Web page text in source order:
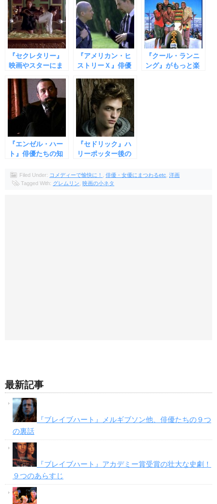
『セクレタリー』
映画やスターにま
『アメリカン・ヒ
ストリーＸ』俳優
９つの裏話
『クール・ランニ
ング』がもっと楽
『エンゼル・ハー
ト』俳優たちの知
話
『セドリック』ハ
リーポッター後の
ンソン
Filed Under: コメディーで愉快に！ 俳優・女優にまつわるetc 洋画
Tagged With: グレムリン 映画の小ネタ
最新記事
『ブレイブハート』メルギブソン他、俳優たちの９つ
の裏話
『ブレイブハート』アカデミー賞受賞の壮大な史劇！
９つのあらすじ